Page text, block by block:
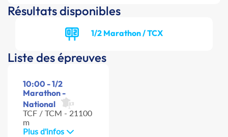
Résultats disponibles
1/2 Marathon / TCX
Liste des épreuves
10:00 - 1/2
Marathon -
National
TCF / TCM - 21100
m
Plus d'infos